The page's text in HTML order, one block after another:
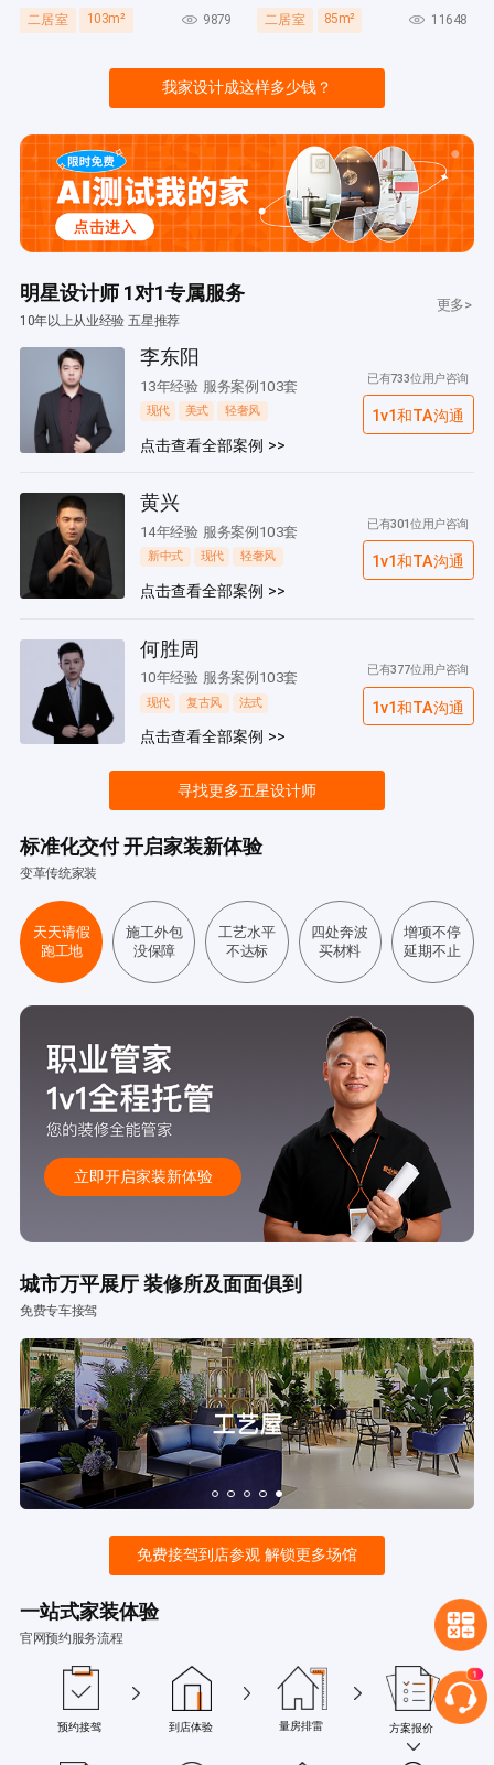
二居室 103m² 9879 二居室 85m² 11648
我家设计成这样多少钱？
明星设计师 1对1专属服务
10年以上从业经验 五星推荐
更多>
李东阳
13年经验 服务案例103套
现代 美式 轻奢风
点击查看全部案例 >>
已有733位用户咨询
1v1和TA沟通
黄兴
14年经验 服务案例103套
新中式 现代 轻奢风
点击查看全部案例 >>
已有301位用户咨询
1v1和TA沟通
何胜周
10年经验 服务案例103套
现代 复古风 法式
点击查看全部案例 >>
已有377位用户咨询
1v1和TA沟通
寻找更多五星设计师
标准化交付 开启家装新体验
变革传统家装
天天请假
跑工地
施工外包
没保障
工艺水平
不达标
四处奔波
买材料
增项不停
延期不止
立即开启家装新体验
城市万平展厅 装修所及面面俱到
免费专车接驾
免费接驾到店参观 解锁更多场馆
一站式家装体验
官网预约服务流程
预约接驾 到店体验 量房排雷 方案报价